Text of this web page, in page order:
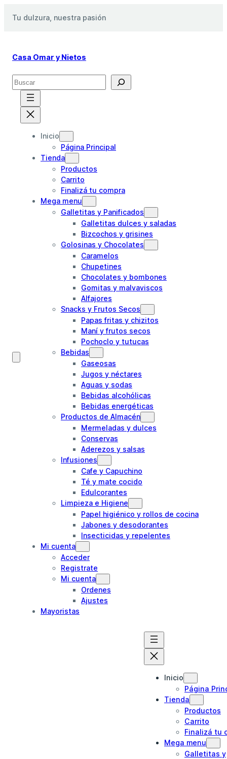
Tu dulzura, nuestra pasión
Casa Omar y Nietos
S
e
Inicio
Página Principal
Tienda
Productos
Carrito
Finalizá tu compra
Mega menu
Galletitas y Panificados
Galletitas dulces y saladas
Bizcochos y grisines
Golosinas y Chocolates
Caramelos
Chupetines
Chocolates y bombones
Gomitas y malvaviscos
Alfajores
Snacks y Frutos Secos
Papas fritas y chizitos
Maní y frutos secos
Pochoclo y tutucas
Bebidas
Gaseosas
Jugos y néctares
Aguas y sodas
Bebidas alcohólicas
Bebidas energéticas
Productos de Almacén
Mermeladas y dulces
Conservas
Aderezos y salsas
Infusiones
Cafe y Capuchino
Té y mate cocido
Edulcorantes
Limpieza e Higiene
Papel higiénico y rollos de cocina
Jabones y desodorantes
Insecticidas y repelentes
Mi cuenta
Acceder
Registrate
Mi cuenta
Ordenes
Ajustes
Mayoristas
Inicio
Página
Tienda
Productos
Carrito
Finalizá tu
Mega menu
Galletitas y